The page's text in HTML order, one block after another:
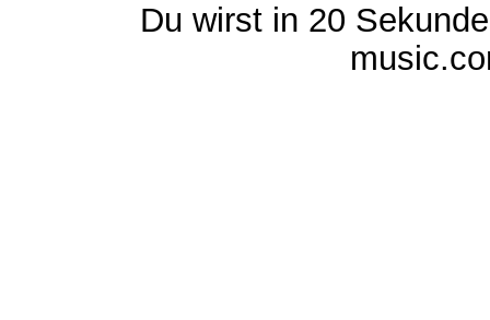
Du wirst in 20